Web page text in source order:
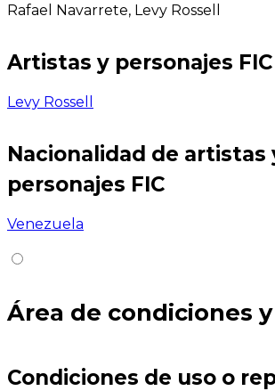
Rafael Navarrete, Levy Rossell
Artistas y personajes FIC
Levy Rossell
Nacionalidad de artistas
personajes FIC
Venezuela
Área de condiciones
Condiciones de uso o